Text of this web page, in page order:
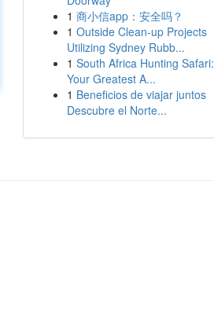
1 商小信app：安全吗？
1 Outside Clean-up Projects
Utilizing Sydney Rubb...
1 South Africa Hunting Safari:
Your Greatest A...
1 Beneficios de viajar juntos
Descubre el Norte...